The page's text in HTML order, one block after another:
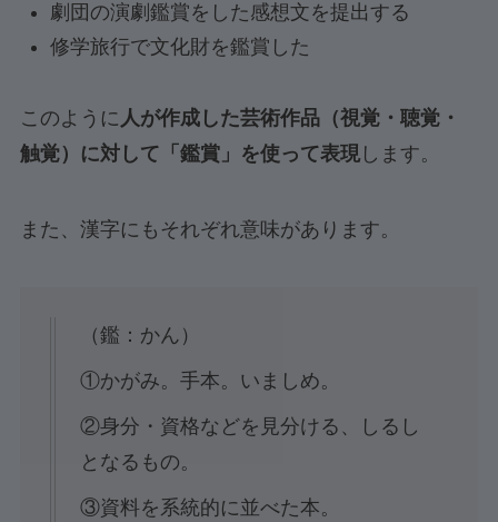
劇団の演劇鑑賞をした感想文を提出する
修学旅行で文化財を鑑賞した
このように 人が作成した芸術作品（視覚・聴覚・
触覚）に対して「鑑賞」を使って表現します。
また、漢字にもそれぞれ意味があります。
（鑑：かん）
①かがみ。手本。いましめ。
②身分・資格などを見分ける、しるし
となるもの。
③資料を系統的に並べた本。